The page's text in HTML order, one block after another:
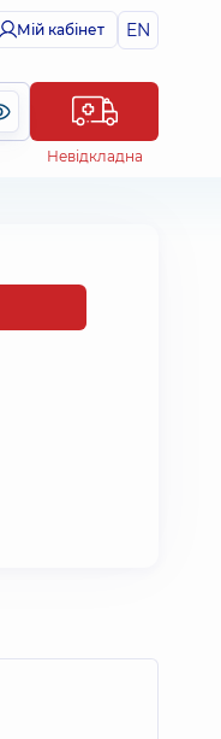
Мій кабінет EN
Невідкладна